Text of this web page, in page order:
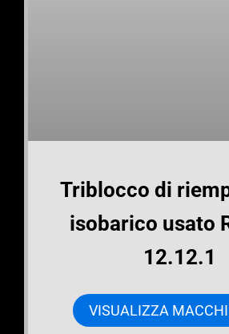
Triblocco di
isobarico usato
12.12.1
VISUALIZZA